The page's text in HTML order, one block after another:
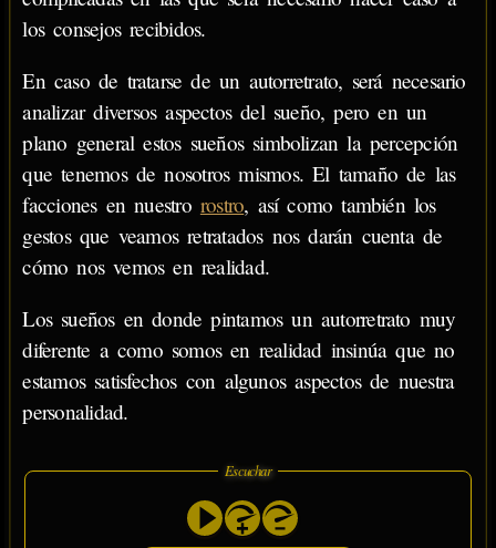
los consejos recibidos.
En caso de tratarse de un autorretrato, será necesario
analizar diversos aspectos del sueño, pero en un
plano general estos sueños simbolizan la percepción
que tenemos de nosotros mismos. El tamaño de las
facciones en nuestro rostro, así como también los
gestos que veamos retratados nos darán cuenta de
cómo nos vemos en realidad.
Los sueños en donde pintamos un autorretrato muy
diferente a como somos en realidad insinúa que no
estamos satisfechos con algunos aspectos de nuestra
personalidad.
Escuchar